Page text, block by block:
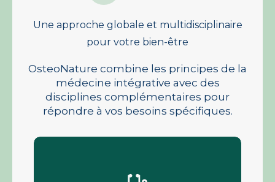
Une approche globale et multidisciplinaire
pour votre bien-être
OsteoNature combine les principes de la
médecine intégrative avec des
disciplines complémentaires pour
répondre à vos besoins spécifiques.